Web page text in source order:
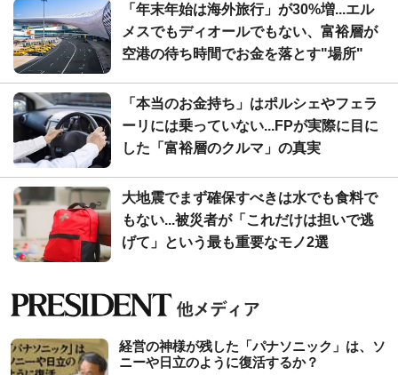
「年末年始は海外旅行」が30%増...エル
メスでもディオールでもない、富裕層が
空港の待ち時間でお金を落とす"場所"
「本当のお金持ち」はポルシェやフェラ
ーリには乗っていない...FPが実際に目に
した「富裕層のクルマ」の真実
大地震でまず確保すべきは水でも食料で
もない...被災者が「これだけは担いで逃
げて」という最も重要なモノ2選
経営の神様が残した「パナソニック」は、ソ
ニーや日立のように復活するか？